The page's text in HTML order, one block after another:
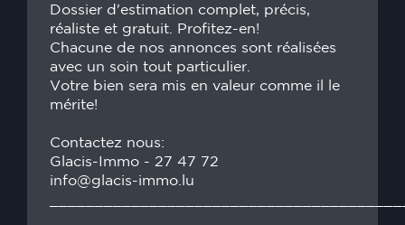
Dossier d'estimation complet, précis,
réaliste et gratuit. Profitez-en!
Chacune de nos annonces sont réalisées
avec un soin tout particulier.
Votre bien sera mis en valeur comme il le
mérite!
Contactez nous:
Glacis-Immo - 27 47 72
info@glacis-immo.lu